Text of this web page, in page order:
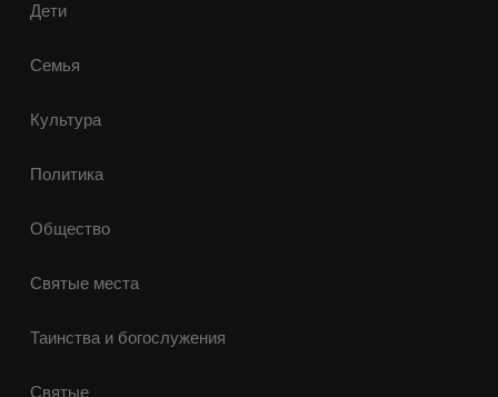
Дети
Семья
Культура
Политика
Общество
Святые места
Таинства и богослужения
Святые